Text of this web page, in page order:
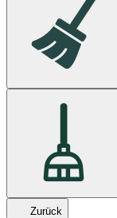
Zurück